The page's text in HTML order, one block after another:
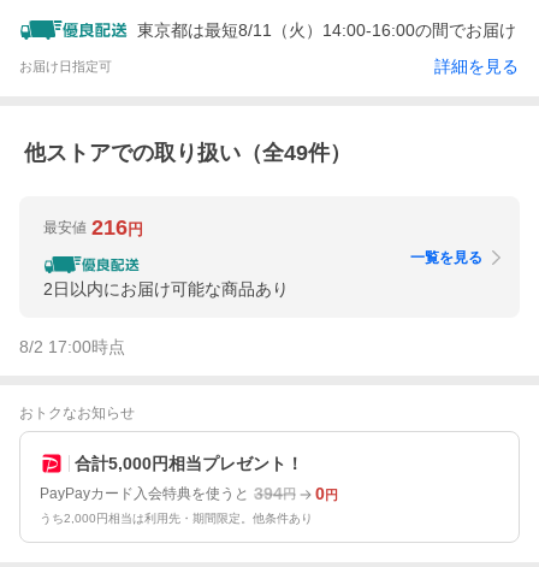
東京都は最短8/11（火）14:00-16:00の間でお届け
お届け日指定可 詳細を見る
他ストアでの取り扱い（全49件）
最安値 216円
2日以内にお届け可能な商品あり
一覧を見る
8/2 17:00時点
おトクなお知らせ
合計5,000円相当プレゼント！
PayPayカード入会特典を使うと 394円 0円
うち2,000円相当は利用先・期間限定。他条件あり